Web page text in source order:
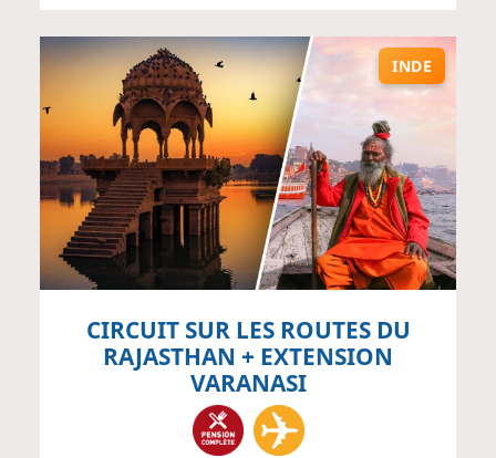
INDE
CIRCUIT SUR LES ROUTES DU
RAJASTHAN + EXTENSION
VARANASI